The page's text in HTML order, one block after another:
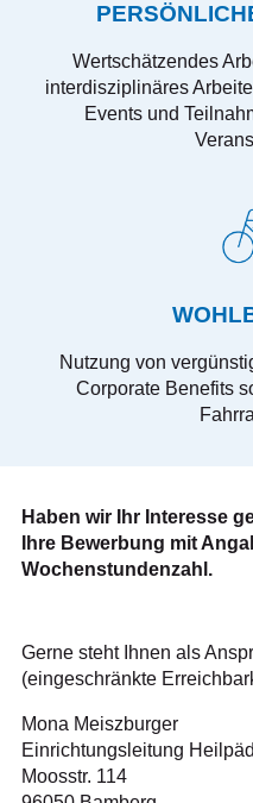
Wertschätzendes
interdisziplinäres
Events und
Nutzung von
Corporate Benefits
Haben wir Ihr Interesse
Ihre Bewerbung mit
Wochenstundenzahl.
Gerne steht Ihnen als
(eingeschränkte
Mona Meiszburger
Einrichtungsleitung
Moosstr. 114